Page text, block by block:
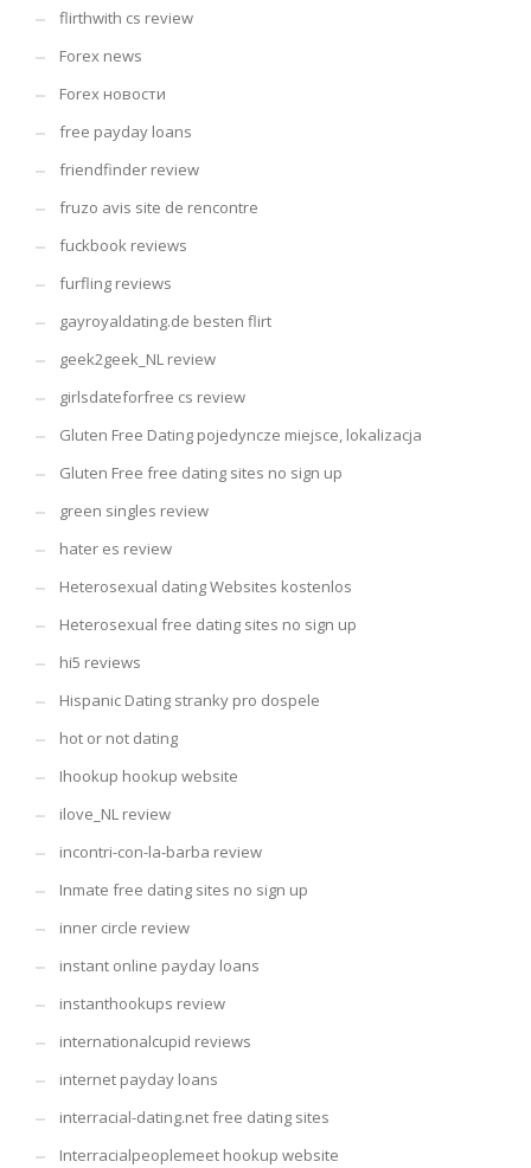
flirthwith cs review
Forex news
Forex новости
free payday loans
friendfinder review
fruzo avis site de rencontre
fuckbook reviews
furfling reviews
gayroyaldating.de besten flirt
geek2geek_NL review
girlsdateforfree cs review
Gluten Free Dating pojedyncze miejsce, lokalizacja
Gluten Free free dating sites no sign up
green singles review
hater es review
Heterosexual dating Websites kostenlos
Heterosexual free dating sites no sign up
hi5 reviews
Hispanic Dating stranky pro dospele
hot or not dating
Ihookup hookup website
ilove_NL review
incontri-con-la-barba review
Inmate free dating sites no sign up
inner circle review
instant online payday loans
instanthookups review
internationalcupid reviews
internet payday loans
interracial-dating.net free dating sites
Interracialpeoplemeet hookup website